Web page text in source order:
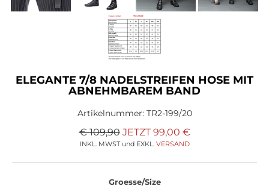
ELEGANTE 7/8 NADELSTREIFEN HOSE MIT
ABNEHMBAREM BAND
Artikelnummer: TR2-199/20
€ 109,90 JETZT 99,00 €
INKL. MWST und EXKL. VERSAND
Groesse/Size